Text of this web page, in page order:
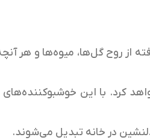
از روح گل‌ها‌، میوه‌ها و هر
کرد. با این
در خانه تبدیل می‌شوند.